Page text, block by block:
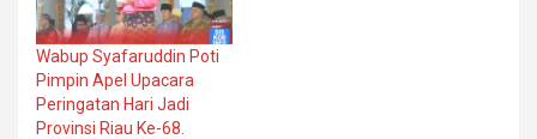
Wabup Syafaruddin Poti
Pimpin Apel Upacara
Peringatan Hari Jadi
Provinsi Riau Ke-68.